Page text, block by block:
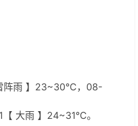
阵雨 】23~30℃，08-
大雨 】24~31℃。